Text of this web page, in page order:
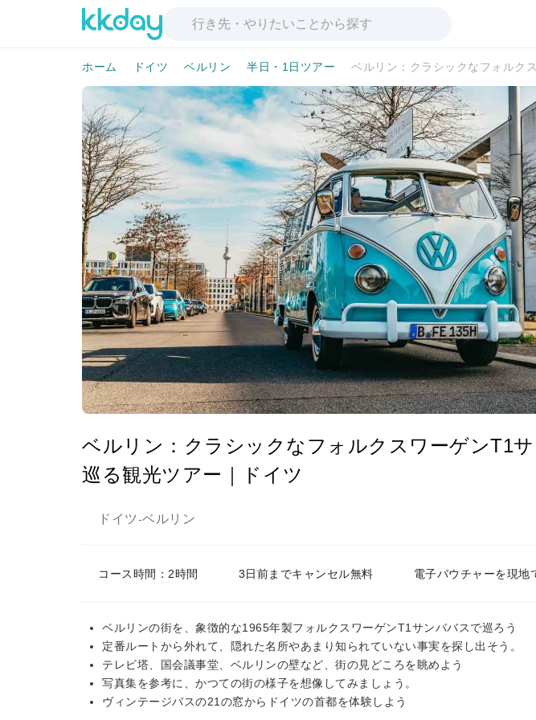
ホーム ドイツ ベルリン 半日・1日ツアー ベルリン：クラシックなフォルク
ベルリン：クラシックなフォルクスワーゲンT1
巡る観光ツアー｜ドイツ
ドイツ-ベルリン
コース時間：2時間 3日前までキャンセル無料 電子バウチャーを現地
ベルリンの街を、象徴的な1965年製フォルクスワーゲンT1サンババスで巡ろう
定番ルートから外れて、隠れた名所やあまり知られていない事実を探し出そう。
テレビ塔、国会議事堂、ベルリンの壁など、街の見どころを眺めよう
写真集を参考に、かつての街の様子を想像してみましょう。
ヴィンテージバスの21の窓からドイツの首都を体験しよう